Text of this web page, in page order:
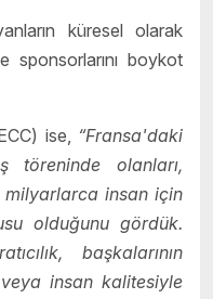
küresel olarak
sponsorlarını boykot
ise, “Fransa'daki
töreninde olanları,
milyarlarca insan için
olduğunu gördük.
başkalarının
insan kalitesiyle